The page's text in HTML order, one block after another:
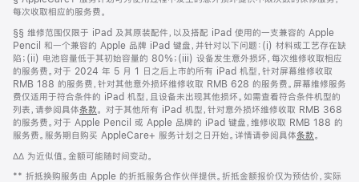
页
页
脚
注
注
每次收取相应的服务费。
脚
注
§§ 维修范围仅限于 iPad 及其原装配件，以及搭配 iPad 使用的一支兼容的 Apple
Pencil 和一个兼容的 Apple 品牌 iPad 键盘，并针对以下问题：(i) 材料或工艺存在缺
陷；(ii) 电池容量低于其初始容量的 80%；(iii) 设备发生意外损坏，每次维修收取相应
的服务费。对于 2024 年 5 月 1 日之后上市的所有 iPad 机型，针对屏幕维修收取
RMB 188 的服务费，针对其他意外损坏维修收取 RMB 628 的服务费。屏幕维修服务
费仅适用于符合条件的 iPad 机型，且设备未出现其他损坏。如需查看符合条件机型的
列表，请参阅具体条款。 对于其他所有 iPad 机型，针对意外损坏维修收取 RMB 368
的服务费。对于 Apple Pencil 或 Apple 品牌的 iPad 键盘，维修收取 RMB 188 的
服务费。服务期自购买 AppleCare+ 服务计划之日开始。详情请参阅具体条款。
脚
∆∆ 为近似值。金额可能随时间变动。
脚
** 折抵换购服务由 Apple 的折抵服务合作伙伴提供。折抵金额报价仅为预估价，实际